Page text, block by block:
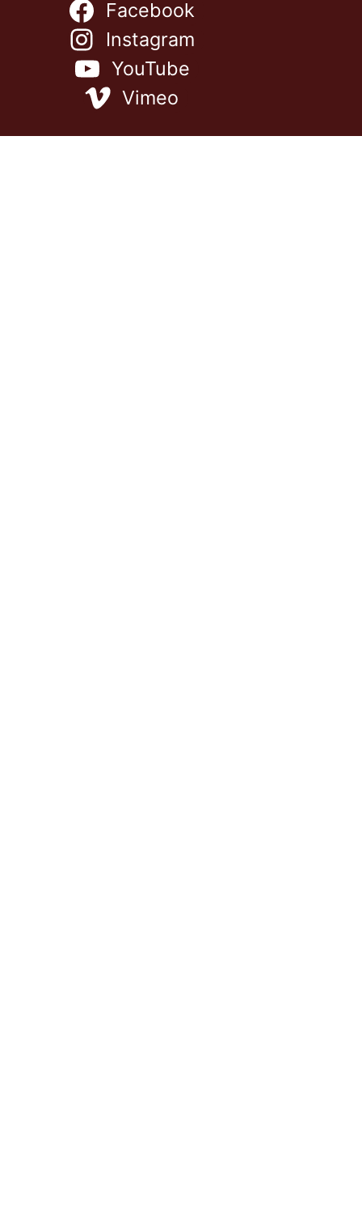
Facebook
Instagram
YouTube
Vimeo